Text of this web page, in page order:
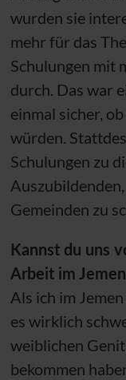
wurden sie
mehr für das
Schulungen mit
durch. Das war
einmal sicher,
würden.
Schulungen zu
Gemeinden zu
Kannst du uns
Arbeit im
Als ich im
es wirklich
weiblichen
bekommen